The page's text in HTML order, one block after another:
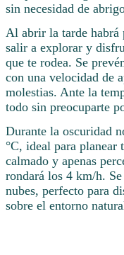
sin necesidad de
Al abrir la tarde habrá
salir a explorar y
que te rodea. Se
con una velocidad de
molestias. Ante la
todo sin preocuparte
Durante la oscuridad
°C, ideal para planear
calmado y apenas
rondará los 4 km/h.
nubes, perfecto para
sobre el entorno